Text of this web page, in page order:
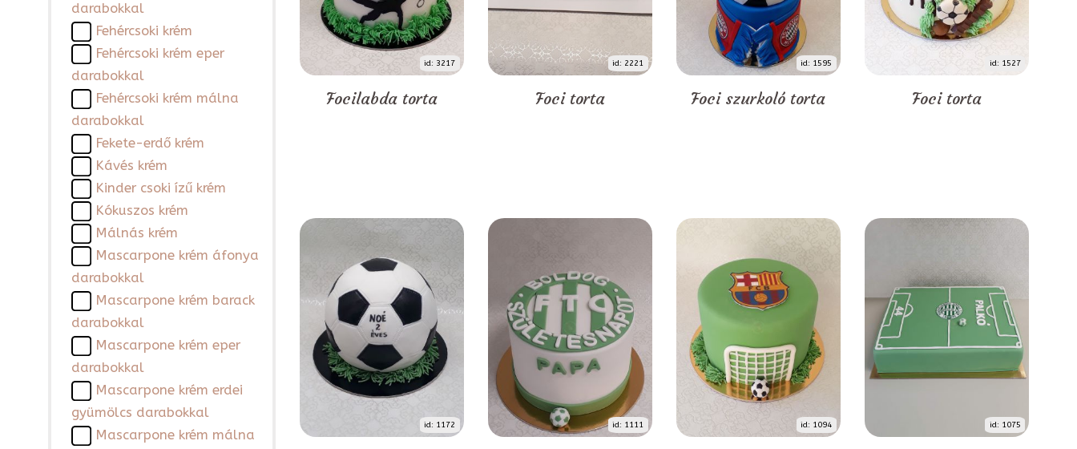
darabokkal
Fehércsoki krém
Fehércsoki krém eper
darabokkal
Fehércsoki krém málna
darabokkal
Fekete-erdő krém
Kávés krém
Kinder csoki ízű krém
Kókuszos krém
Málnás krém
Mascarpone krém áfonya
darabokkal
Mascarpone krém barack
darabokkal
Mascarpone krém eper
darabokkal
Mascarpone krém erdei
gyümölcs darabokkal
Mascarpone krém málna
id: 3217
Focilabda torta
id: 2221
Foci torta
id: 1595
Foci szurkoló torta
id: 1527
Foci torta
id: 1172 id: 1111 id: 1094 id: 1075